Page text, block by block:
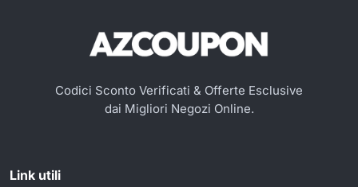
Codici Sconto Verificati & Offerte Esclusive
dai Migliori Negozi Online.
Link utili